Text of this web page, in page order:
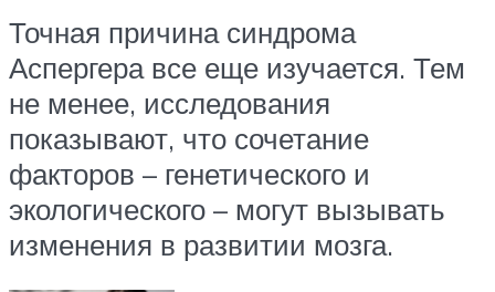
Точная причина синдрома
Аспергера все еще изучается. Тем
не менее, исследования
показывают, что сочетание
факторов – генетического и
экологического – могут вызывать
изменения в развитии мозга.